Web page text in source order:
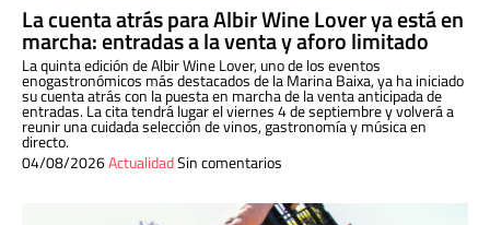
La cuenta atrás para Albir Wine Lover ya está en
marcha: entradas a la venta y aforo limitado
La quinta edición de Albir Wine Lover, uno de los eventos
enogastronómicos más destacados de la Marina Baixa, ya ha iniciado
su cuenta atrás con la puesta en marcha de la venta anticipada de
entradas. La cita tendrá lugar el viernes 4 de septiembre y volverá a
reunir una cuidada selección de vinos, gastronomía y música en
directo.
04/08/2026ActualidadSin comentarios